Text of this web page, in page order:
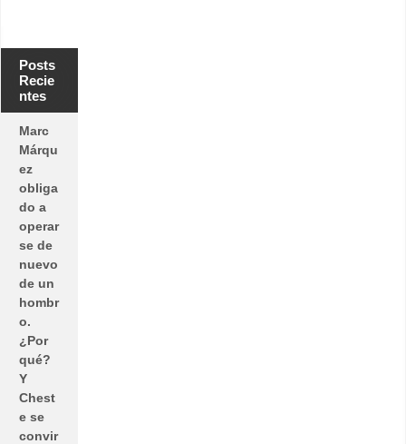
Posts
Recie
ntes
Marc
Márqu
ez
obliga
do a
operar
se de
nuevo
de un
hombr
o.
¿Por
qué?
Y
Chest
e se
convir